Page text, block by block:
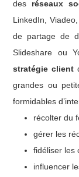
des réseaux
LinkedIn,
de partage de
Slideshare ou
stratégie client
grandes ou
formidables
récolter du
gérer les
fidéliser les
influencer